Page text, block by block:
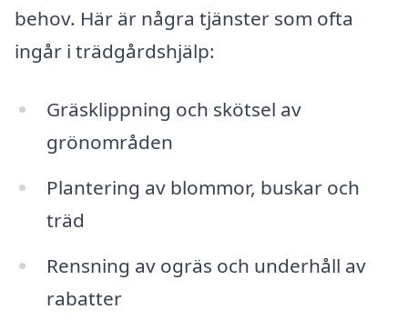
behov. Här är några tjänster som ofta
ingår i trädgårdshjälp:
Gräsklippning och skötsel av
grönområden
Plantering av blommor, buskar och
träd
Rensning av ogräs och underhåll av
rabatter